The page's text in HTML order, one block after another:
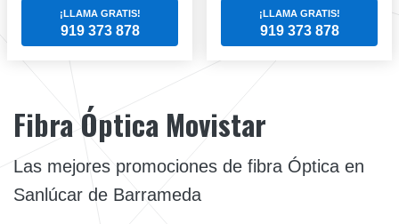
¡LLAMA GRATIS!
919 373 878
¡LLAMA GRATIS!
919 373 878
Fibra Óptica Movistar
Las mejores promociones de fibra Óptica en
Sanlúcar de Barrameda